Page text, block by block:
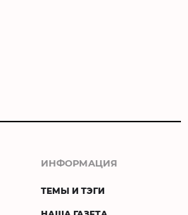
ИНФОРМАЦИЯ
ТЕМЫ И ТЭГИ